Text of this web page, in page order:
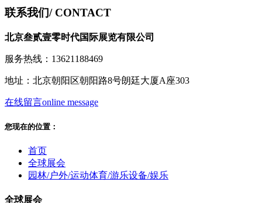
联系我们/ CONTACT
北京叁贰壹零时代国际展览有限公司
服务热线：13621188469
地址：北京朝阳区朝阳路8号朗廷大厦A座303
在线留言online message
您现在的位置：
首页
全球展会
园林/户外/运动体育/游乐设备/娱乐
全球展会